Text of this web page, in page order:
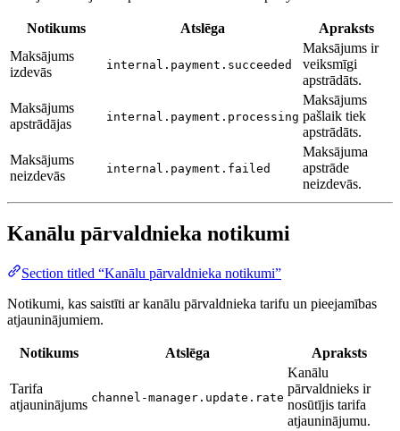
Notikums Atslēga
Apraksts
Maksājums
izdevās
internal.payment.succeeded
Maksājums ir
veiksmīgi
apstrādāts.
Maksājums
apstrādājas
internal.payment.processing
Maksājums
pašlaik tiek
apstrādāts.
Maksājums
neizdevās
internal.payment.failed
Maksājuma
apstrāde
neizdevās.
Kanālu pārvaldnieka notikumi
Section titled “Kanālu pārvaldnieka notikumi”
Notikumi, kas saistīti ar kanālu pārvaldnieka tarifu un pieejamības
atjauninājumiem.
Notikums Atslēga Apraksts
Tarifa
atjauninājums channel-manager.update.rate
Kanālu
pārvaldnieks ir
nosūtījis tarifa
atjauninājumu.